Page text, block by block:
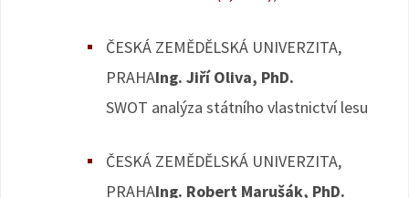
ČESKÁ ZEMĚDĚLSKÁ UNIVERZITA,
PRAHAIng. Jiří Oliva, PhD.
SWOT analýza státního vlastnictví lesu
ČESKÁ ZEMĚDĚLSKÁ UNIVERZITA,
PRAHAIng. Robert Marušák, PhD.